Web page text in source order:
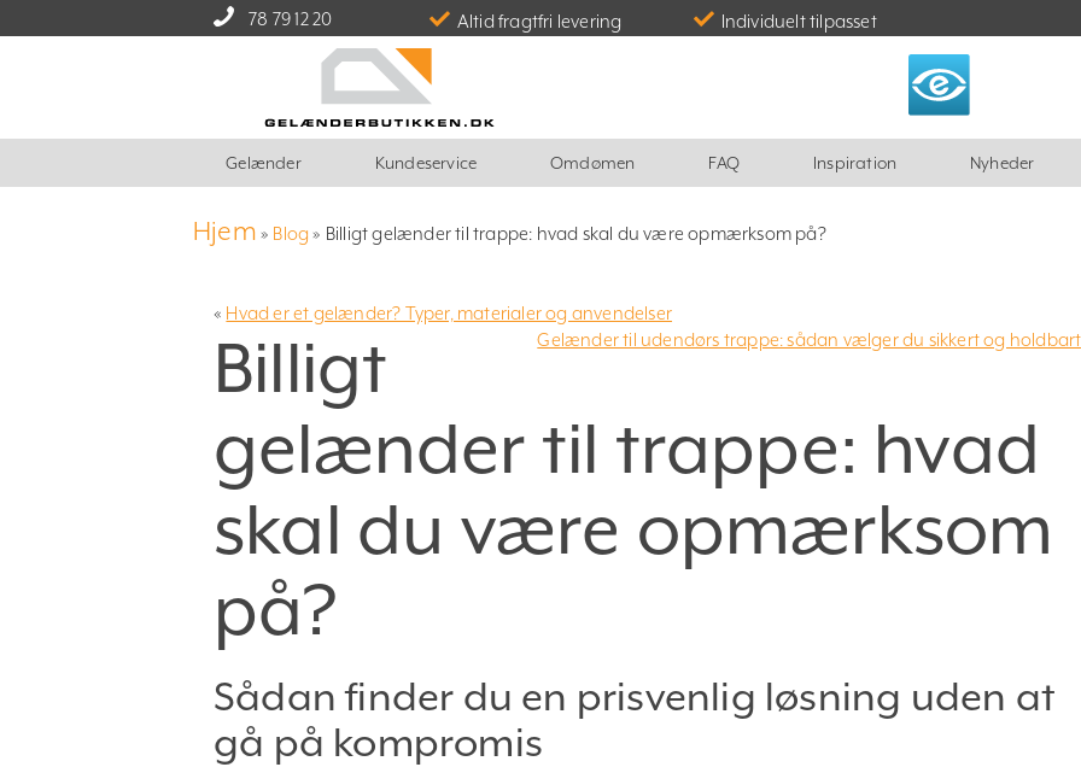
78 79 12 20 Altid fragtfri levering Individuelt tilpasset
Gelænder Kundeservice Omdømen FAQ Inspiration Nyheder
Hjem » Blog » Billigt gelænder til trappe: hvad skal du være opmærksom på?
« Hvad er et gelænder? Typer, materialer og anvendelser
Gelænder til udendørs trappe: sådan vælger du sikkert og holdbart
Billigt
gelænder til trappe: hvad
skal du være opmærksom
på?
Sådan finder du en prisvenlig løsning uden at
gå på kompromis